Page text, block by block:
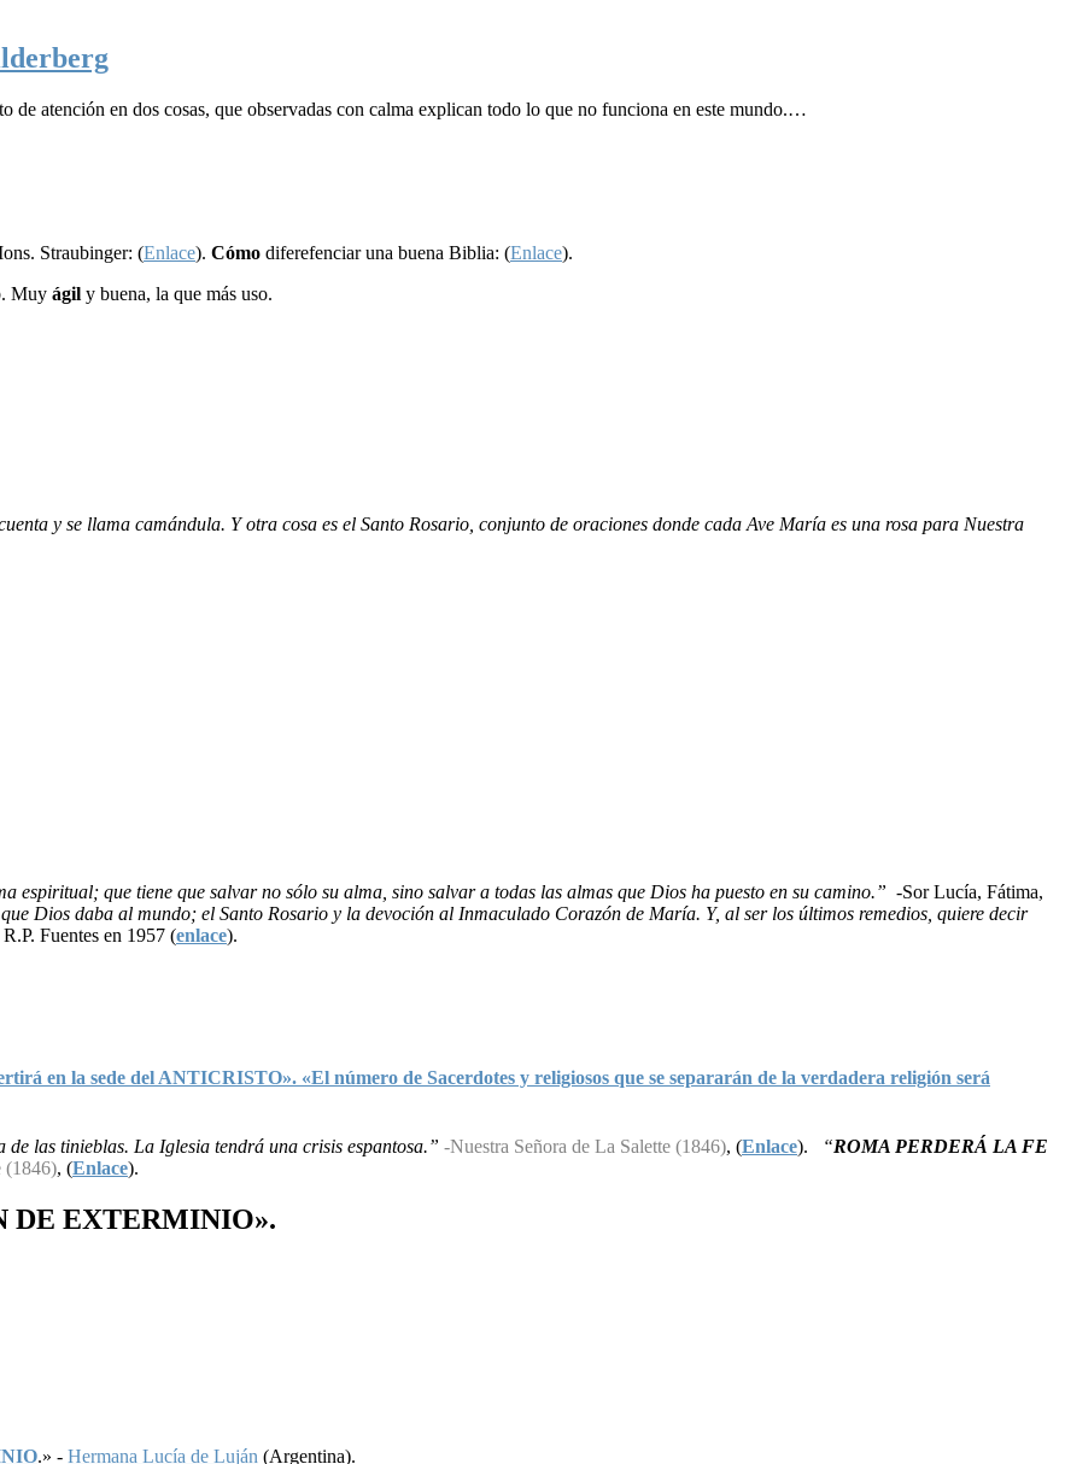
de atención en dos cosas, que observadas con calma explican todo lo que no funciona en este mundo.…
Straubinger: (Enlace). Cómo diferefenciar una buena Biblia: (Enlace).
Muy ágil y buena, la que más uso.
y se llama camándula. Y otra cosa es el Santo Rosario, conjunto de oraciones donde cada Ave María es una rosa para Nuestra
espiritual; que tiene que salvar no sólo su alma, sino salvar a todas las almas que Dios ha puesto en su camino.” -Sor Lucía, Fátima,
Dios daba al mundo; el Santo Rosario y la devoción al Inmaculado Corazón de María. Y, al ser los últimos remedios, quiere decir
Fuentes en 1957 (enlace).
en la sede del ANTICRISTO». «El número de Sacerdotes y religiosos que se separarán de la verdadera religión será
las tinieblas. La Iglesia tendrá una crisis espantosa.” -Nuestra Señora de La Salette (1846), (Enlace). “ROMA PERDERÁ LA FE
(1846), (Enlace).
DE EXTERMINIO».
.» - Hermana Lucía de Luján (Argentina).